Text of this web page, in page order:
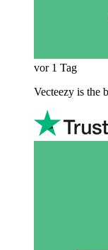
vor 1 Tag
Vecteezy is the